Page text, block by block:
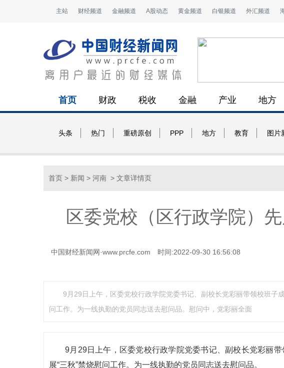
主站 财经频道 金融频道 A股动态 黄金频道 白银频道 外汇频道
首页 财政 税收 金融 产业 地方
头条 热门 重磅原创 PPP 地方 教育 图片
首页 > 新闻 > 河南 > 文章详情页
区委党校（区行政学院）
中国财经新闻网·www.prcfe.com 时间:2022-09-30 16:56:08
9月29日上午，区委党校行政学院党委书记、副校长党彩丽带领校班子
问工作。为一线执勤的党员同志送去慰问品。慰问中，党彩丽全面
9月29日上午，区委党校行政学院党委书记、副校长党彩丽
展“三秋”禁烧慰问工作。为一线执勤的党员同志送去慰问品。